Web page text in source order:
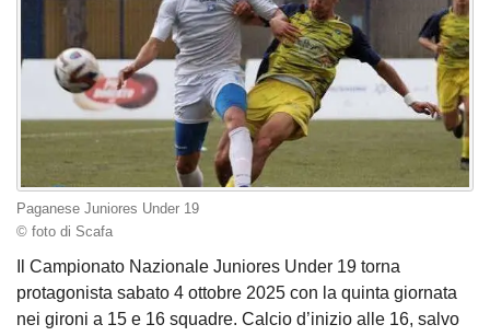
Paganese Juniores Under 19
© foto di Scafa
Il Campionato Nazionale Juniores Under 19 torna
protagonista sabato 4 ottobre 2025 con la quinta giornata
nei gironi a 15 e 16 squadre. Calcio d’inizio alle 16, salvo